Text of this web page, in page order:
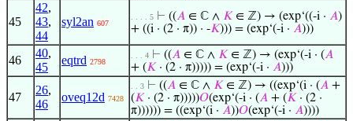
45
42,
43,
44
syl2an 607
. . . . 5 ⊢ ((𝐴 ∈ ℂ ∧ 𝐾 ∈ ℤ) → (exp‘((-i · 𝐴)
+ ((i · (2 · π)) · -𝐾))) = (exp‘(-i · 𝐴)))
46
40,
45
eqtrd 2798
. . . 4 ⊢ ((𝐴 ∈ ℂ ∧ 𝐾 ∈ ℤ) → (exp‘(-i · (𝐴
+ (𝐾 · (2 · π))))) = (exp‘(-i · 𝐴)))
47
26,
46
oveq12d 7428
. . 3 ⊢ ((𝐴 ∈ ℂ ∧ 𝐾 ∈ ℤ) → ((exp‘(i · (𝐴 +
(𝐾 · (2 · π)))))𝑂(exp‘(-i · (𝐴 + (𝐾 · (2 ·
π)))))) = ((exp‘(i · 𝐴))𝑂(exp‘(-i · 𝐴))))